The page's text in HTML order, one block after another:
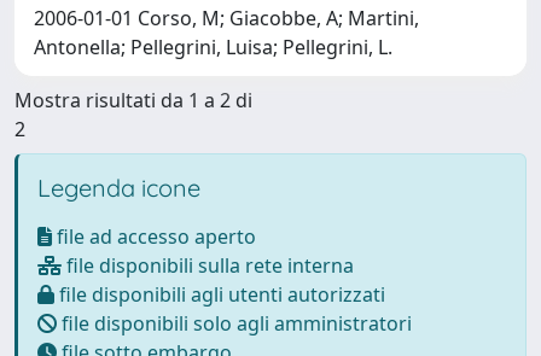
2006-01-01 Corso, M; Giacobbe, A; Martini,
Antonella; Pellegrini, Luisa; Pellegrini, L.
Mostra risultati da 1 a 2 di
2
Legenda icone
file ad accesso aperto
file disponibili sulla rete interna
file disponibili agli utenti autorizzati
file disponibili solo agli amministratori